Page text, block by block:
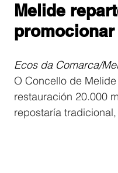
Melide
promocionar
Ecos da Comarca/
O Concello de
restauración 20.000
repostaría